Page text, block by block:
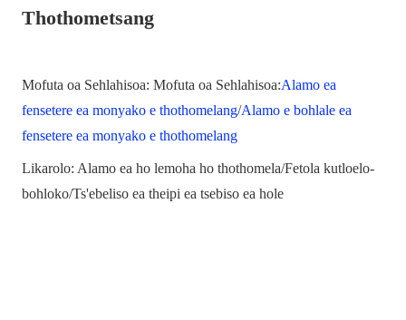
Thothometsang
Mofuta oa Sehlahisoa: Mofuta oa Sehlahisoa:Alamo ea
fensetere ea monyako e thothomelang/Alamo e bohlale ea
fensetere ea monyako e thothomelang
Likarolo: Alamo ea ho lemoha ho thothomela/Fetola kutloelo-
bohloko/Ts'ebeliso ea theipi ea tsebiso ea hole